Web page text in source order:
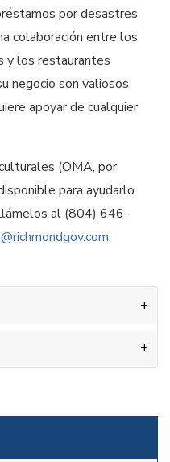
por desastres
colaboración entre los
y los restaurantes
negocio son valiosos
apoyar de cualquier
(OMA, por
para ayudarlo
al (804) 646-
.